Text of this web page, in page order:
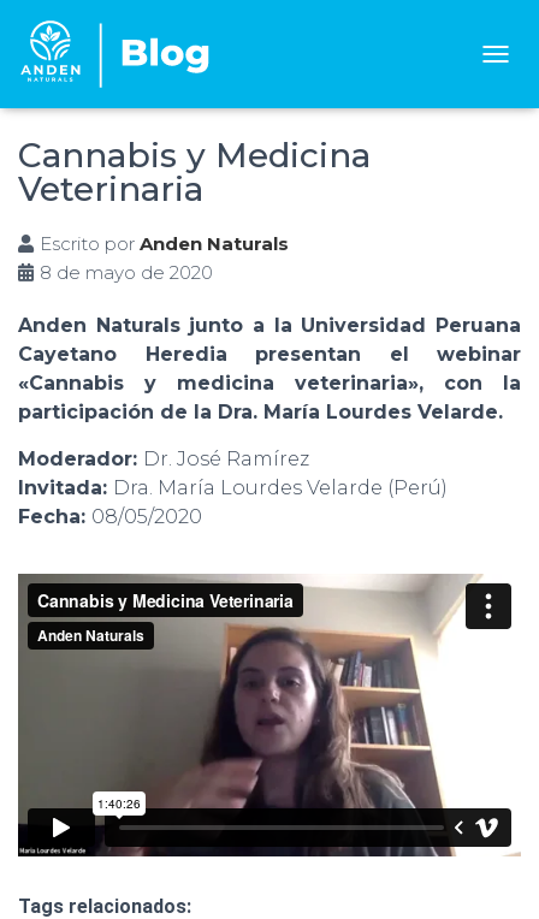
D
E
A
V
Cannabis y Medicina
Veterinaria
Escrito por Anden Naturals
8 de mayo de 2020
Anden Naturals junto a la Universidad Peruana
Cayetano Heredia presentan el webinar
«Cannabis y medicina veterinaria», con la
participación de la Dra. María Lourdes Velarde.
Moderador: Dr. José Ramírez
Invitada: Dra. María Lourdes Velarde (Perú)
Fecha: 08/05/2020